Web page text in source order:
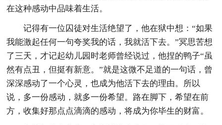
在这种感动中品味着生活。
记得有一位囚徒对生活绝望了，他在狱中想：“如果
我能激起任何一句夸奖我的话，我就活下去。”冥思苦想
了三天，才记起幼儿园时老师曾经说过，他捏的鸭子“虽
然有点丑，但挺有新意。”就是这微不足道的一句话，曾
深深感动了一个心灵，也成为他活下去的理由。所以
说，多一份感动，就多一份希望。路在脚下，希望在前
方，收集好那点点滴滴的感动，将成为你毕生的财富。